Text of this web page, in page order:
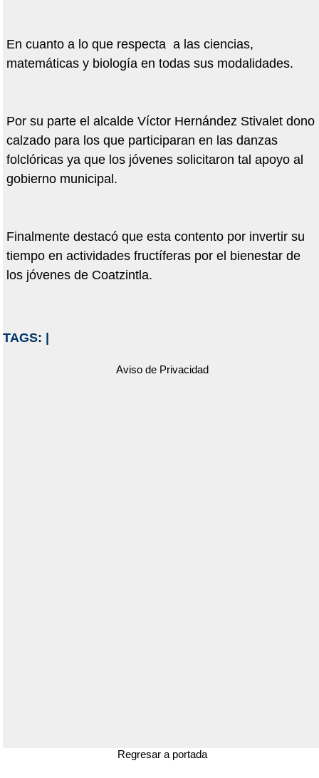
En cuanto a lo que respecta a las ciencias,
matemáticas y biología en todas sus modalidades.
Por su parte el alcalde Víctor Hernández Stivalet dono
calzado para los que participaran en las danzas
folclóricas ya que los jóvenes solicitaron tal apoyo al
gobierno municipal.
Finalmente destacó que esta contento por invertir su
tiempo en actividades fructíferas por el bienestar de
los jóvenes de Coatzintla.
TAGS:
Aviso de Privacidad
Regresar a portada